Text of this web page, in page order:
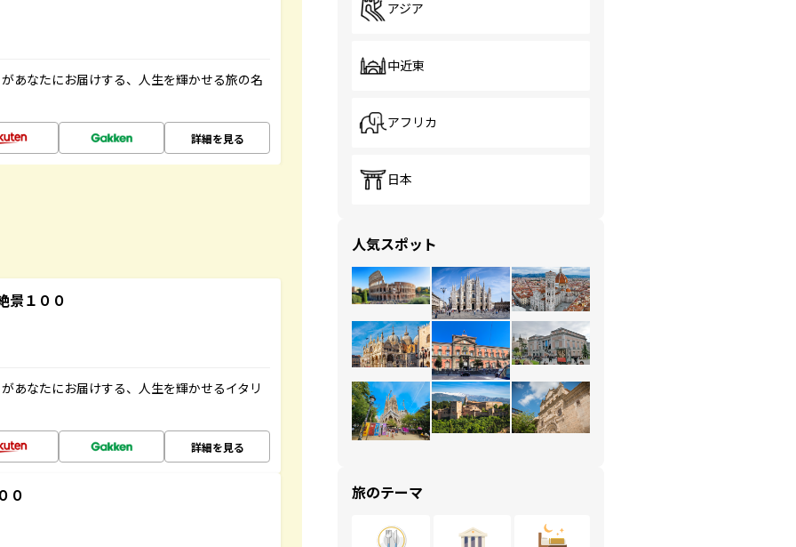
あなたにお届けする、人生を輝かせる旅の名
詳細を見る
景１００
あなたにお届けする、人生を輝かせるイタリ
詳細を見る
０
アジア
中近東
アフリカ
日本
人気スポット
旅のテーマ